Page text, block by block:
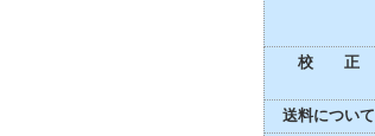
校 正
送料について